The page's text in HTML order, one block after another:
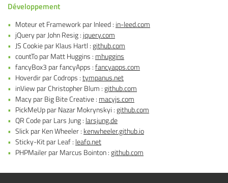
& Exclu
Contact
Développement
Moteur et Framework par Inleed : in-leed.com
jQuery par John Resig : jquery.com
JS Cookie par Klaus Hartl :github.com
countTo par Matt Huggins : mhuggins
fancyBox3 par fancyApps :fancyapps.com
Hoverdir par Codrops :tympanus.net
inView par Christopher Blum :github.com
Macy par Big Bite Creative : macyjs.com
PickMeUp par Nazar Mokrynskyi :github.com
QR Code par Lars Jung : larsjung.de
Slick par Ken Wheeler : kenwheeler.github.io
Sticky-Kit par Leaf : leafo.net
PHPMailer par Marcus Bointon :github.com